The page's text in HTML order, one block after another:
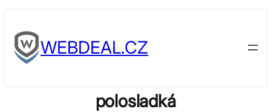
to
contentWEBDEAL.CZ
polosladká